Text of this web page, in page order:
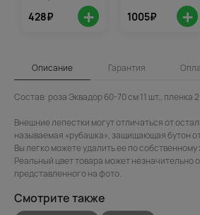
428₽ + 1005₽ +
Описание Гарантия
Состав: роза Эквадор 60-70 см 11 шт., пленка
Внешние лепестки могут отличаться от
называемая «рубашка», защищающая бутон
Вы легко можете удалить ее по
Реальный цвет товара может незначительно
представленного на фото.
Смотрите также